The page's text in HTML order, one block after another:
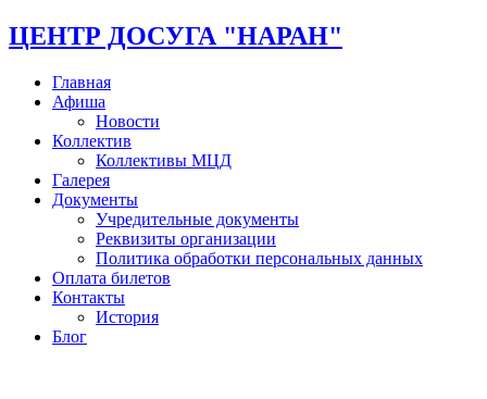
ЦЕНТР ДОСУГА "НАРАН"
Главная
Афиша
Новости
Коллектив
Коллективы МЦД
Галерея
Документы
Учредительные документы
Реквизиты организации
Политика обработки персональных данных
Оплата билетов
Контакты
История
Блог